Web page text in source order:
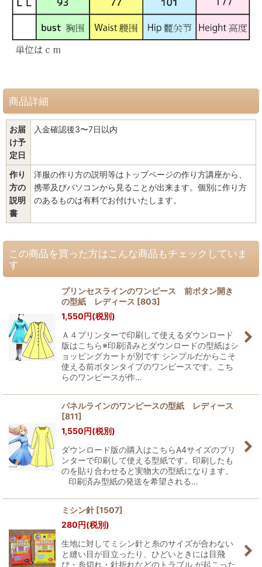
商品詳細
お届
け予
定日
入金確認後3〜7日以内
作り
方の
説明
書
洋服の作り方の説明等はトップページの作り方講座から、
携帯及びパソコンから見ることが出来ます。個別に作り方
のあるものは有料でお付けいたします。
この商品を買った方はこんな商品もチェックしていま
す
プリンセスラインのワンピース 前ボタン開き
の型紙 レディース [803]
1,550円(税別)
Ａ４プリンターで印刷して使えるダウンロード
版はこちら※印刷済みとダウンロードの型紙はシ
ョッピングカートが別です シンプルだからこそ
使える前ボタンタイプのワンピースです。こち
らのワンピースが作…
パネルラインのワンピースの型紙 レディース
[811]
1,550円(税別)
ダウンロード版の購入はこちらA4サイズのプリ
ンターで印刷して使える型紙です。印刷したも
のを貼り合わせると実物大の型紙になります。
印刷済み型紙の発送を希望される…
ミシン針 [1507]
280円(税別)
生地に対してミシン針と糸のサイズが合わない
と縫い目が目立ったり、ひどいときには目飛
び・糸切れ・針折れなどのトラブル が起こった